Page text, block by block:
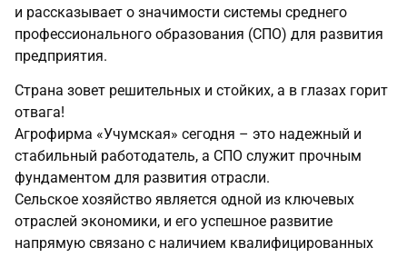
и рассказывает о значимости системы среднего
профессионального образования (СПО) для развития
предприятия.
Страна зовет решительных и стойких, а в глазах горит
отвага!
Агрофирма «Учумская» сегодня – это надежный и
стабильный работодатель, а СПО служит прочным
фундаментом для развития отрасли.
Сельское хозяйство является одной из ключевых
отраслей экономики, и его успешное развитие
напрямую связано с наличием квалифицированных